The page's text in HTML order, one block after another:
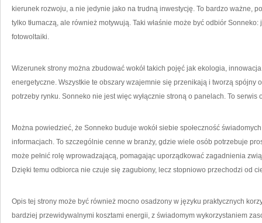
kierunek rozwoju, a nie jedynie jako na trudną inwestycję. To bardzo ważne,
tylko tłumaczą, ale również motywują. Taki właśnie może być odbiór
fotowoltaiki.
Wizerunek strony można zbudować wokół takich pojęć jak ekologia,
energetyczne. Wszystkie te obszary wzajemnie się przenikają i tworzą spójny
potrzeby rynku. Sonneko nie jest więc wyłącznie stroną o panelach. To serwis
Można powiedzieć, że Sonneko buduje wokół siebie społeczność
informacjach. To szczególnie cenne w branży, gdzie wiele osób potrzebuje
może pełnić rolę wprowadzającą, pomagając uporządkować zagadnienia
Dzięki temu odbiorca nie czuje się zagubiony, lecz stopniowo przechodzi od
Opis tej strony może być również mocno osadzony w języku praktycznych
bardziej przewidywalnymi kosztami energii, z świadomym wykorzystaniem